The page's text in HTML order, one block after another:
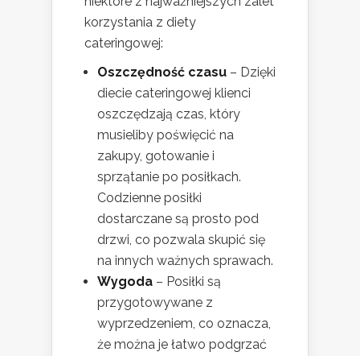
korzystania z diety
cateringowej:
Oszczędność czasu – Dzięki
diecie cateringowej klienci
oszczędzają czas, który
musieliby poświęcić na
zakupy, gotowanie i
sprzątanie po posiłkach.
Codzienne posiłki
dostarczane są prosto pod
drzwi, co pozwala skupić się
na innych ważnych sprawach.
Wygoda – Posiłki są
przygotowywane z
wyprzedzeniem, co oznacza,
że można je łatwo podgrzać